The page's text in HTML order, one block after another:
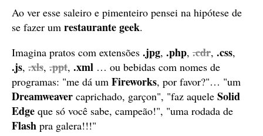
Ao ver esse saleiro e pimenteiro pensei na hipótese de
se fazer um restaurante geek.
Imagina pratos com extensões .jpg, .php, .cdr, .css,
.js, .xls, .ppt, .xml … ou bebidas com nomes de
programas: "me dá um Fireworks, por favor?"… "um
Dreamweaver caprichado, garçon", "faz aquele Solid
Edge que só você sabe, campeão!", "uma rodada de
Flash pra galera!!!"